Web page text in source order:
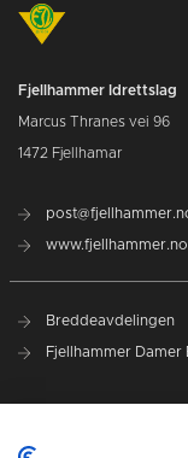
Fjellhammer Idrettslag
Marcus Thranes vei 96
1472 Fjellhamar
www.fjellhammer.no
Breddeavdelingen
Fjellhammer Damer